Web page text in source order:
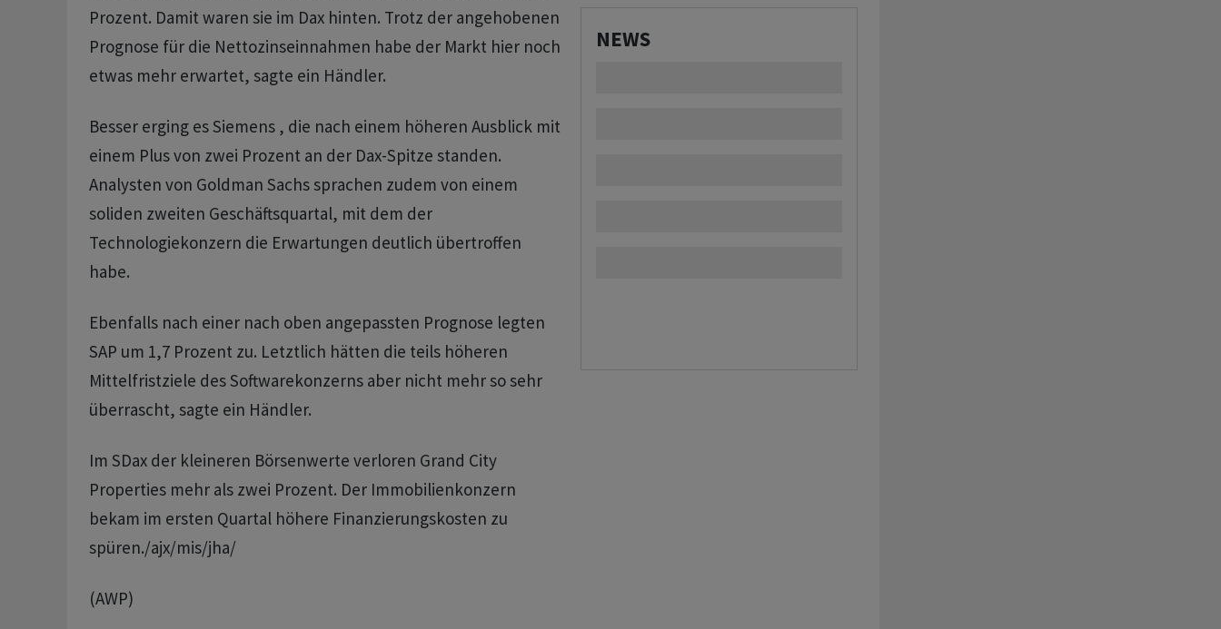
Prozent. Damit waren sie im Dax hinten. Trotz der angehobenen
Prognose für die Nettozinseinnahmen habe der Markt hier noch
etwas mehr erwartet, sagte ein Händler.
Besser erging es Siemens , die nach einem höheren Ausblick mit
einem Plus von zwei Prozent an der Dax-Spitze standen.
Analysten von Goldman Sachs sprachen zudem von einem
soliden zweiten Geschäftsquartal, mit dem der
Technologiekonzern die Erwartungen deutlich übertroffen
habe.
Ebenfalls nach einer nach oben angepassten Prognose legten
SAP um 1,7 Prozent zu. Letztlich hätten die teils höheren
Mittelfristziele des Softwarekonzerns aber nicht mehr so sehr
überrascht, sagte ein Händler.
Im SDax der kleineren Börsenwerte verloren Grand City
Properties mehr als zwei Prozent. Der Immobilienkonzern
bekam im ersten Quartal höhere Finanzierungskosten zu
spüren./ajx/mis/jha/
(AWP)
NEWS